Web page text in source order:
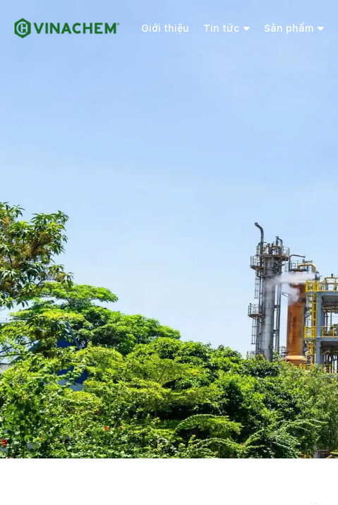
Giới thiệu Tin tức Sản phẩm